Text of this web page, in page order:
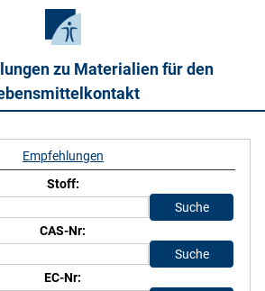
zu Materialien für den
Empfehlungen
Stoff:
CAS-Nr:
EC-Nr: